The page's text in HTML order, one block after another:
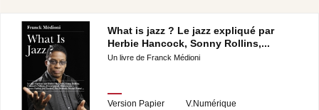
What is jazz ? Le jazz expliqué par
Herbie Hancock, Sonny Rollins,...
Un livre de Franck Médioni
Version Papier V.Numérique